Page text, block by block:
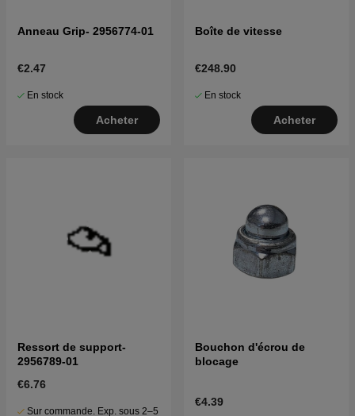
Anneau Grip- 2956774-01
€2.47
En stock
Acheter
Boîte de vitesse
€248.90
En stock
Acheter
Ressort de support-
2956789-01
€6.76
Sur commande. Exp. sous 2–5
Bouchon d'écrou de
blocage
€4.39